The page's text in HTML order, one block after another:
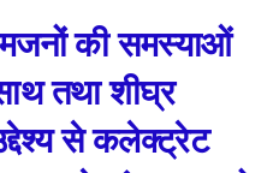
की समस्याओं
तथा शीघ्र
से कलेक्ट्रेट